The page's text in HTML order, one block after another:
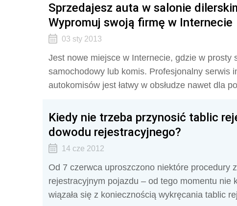
Sprzedajesz auta w salonie
Wypromuj swoją firmę w Internecie
03 sty 2013
Jest nowe miejsce w Internecie, gdzie w prosty
samochodowy lub komis. Profesjonalny serwis
autokomisów jest łatwy w obsłudze nawet dla
Kiedy nie trzeba przynosić tablic
dowodu rejestracyjnego?
14 cze 2012
Od 7 czerwca uproszczono niektóre procedury
rejestracyjnym pojazdu – od tego momentu
wiązała się z koniecznością wykręcania tablic